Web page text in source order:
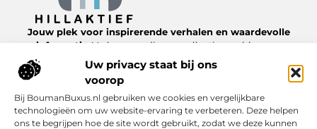
Uw privacy staat bij ons
voorop
Bij BoumanBuxus.nl gebruiken we cookies en vergelijkbare
technologieën om uw website-ervaring te verbeteren. Deze helpen
ons te begrijpen hoe de site wordt gebruikt, zodat we deze kunnen
Jouw plek voor inspirerende verhalen en waardevolle
informatie.
Verken een diverse collectie van blogs en
artikelen over het dagelijks leven, van nuttige tips tot
interessante inzichten, allemaal te vinden op
Bericht categorie